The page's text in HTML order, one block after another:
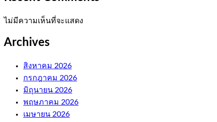
ไม่มีความเห็นที่จะแสดง
Archives
สิงหาคม 2026
กรกฎาคม 2026
มิถุนายน 2026
พฤษภาคม 2026
เมษายน 2026